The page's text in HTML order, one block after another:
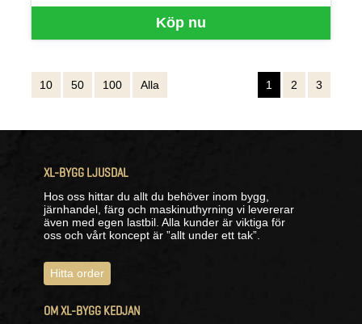
Köp nu
10 50 100 Alla 1 2 3
XL-BYGG LJUSDAL
Hos oss hittar du allt du behöver inom bygg,
järnhandel, färg och maskinuthyrning vi levererar
även med egen lastbil. Alla kunder är viktiga för
oss och vårt koncept är ”allt under ett tak”.
Hitta order
OM XL-BYGG KEDJAN